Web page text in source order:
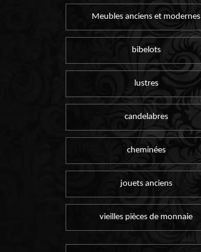
Meubles anciens et modernes
bibelots
lustres
candelabres
cheminées
jouets anciens
vieilles pièces de monnaie